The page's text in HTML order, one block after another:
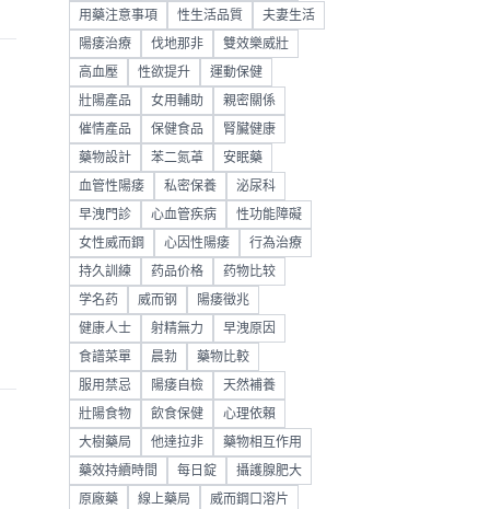
用藥注意事項 性生活品質 夫妻生活
陽痿治療 伐地那非 雙效樂威壯
高血壓 性欲提升 運動保健
壯陽產品 女用輔助 親密關係
催情產品 保健食品 腎臟健康
藥物設計 苯二氮䓬 安眠藥
血管性陽痿 私密保養 泌尿科
早洩門診 心血管疾病 性功能障礙
女性威而鋼 心因性陽痿 行為治療
持久訓練 药品价格 药物比较
学名药 威而钢 陽痿徵兆
健康人士 射精無力 早洩原因
食譜菜單 晨勃 藥物比較
服用禁忌 陽痿自檢 天然補養
壯陽食物 飲食保健 心理依賴
大樹藥局 他達拉非 藥物相互作用
藥效持續時間 每日錠 攝護腺肥大
原廠藥 線上藥局 威而鋼口溶片